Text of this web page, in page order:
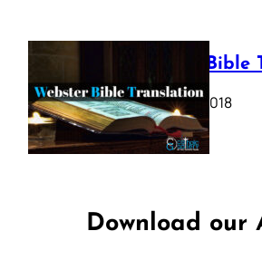
Webster Bible
October 11, 2018
Download our